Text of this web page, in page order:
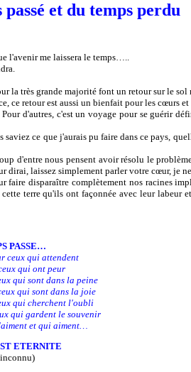
et du temps perdu
l'avenir me laissera le temps…..
la très grande majorité font un retour sur le
ce retour est aussi un bienfait pour les cœurs et
d'autres, c'est un voyage pour se guérir
ce que j'aurais pu faire dans ce pays,
d'entre nous pensent avoir résolu le
dirai, laissez simplement parler votre cœur, je
disparaître complètement nos racines
terre qu'ils ont façonnée avec leur
PASSE…
ceux qui attendent
qui ont peur
qui sont dans la peine
qui sont dans la joie
qui cherchent l'oubli
qui gardent le souvenir
et qui aiment…
ETERNITE